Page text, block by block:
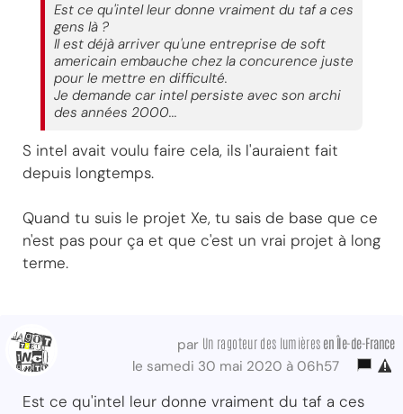
Est ce qu'intel leur donne vraiment du taf a ces
gens là ?
Il est déjà arriver qu'une entreprise de soft
americain embauche chez la concurence juste
pour le mettre en difficulté.
Je demande car intel persiste avec son archi
des années 2000...
S intel avait voulu faire cela, ils l'auraient fait
depuis longtemps.
Quand tu suis le projet Xe, tu sais de base que ce
n'est pas pour ça et que c'est un vrai projet à long
terme.
par Un ragoteur des lumières en Île-de-France
le samedi 30 mai 2020 à 06h57
Est ce qu'intel leur donne vraiment du taf a ces